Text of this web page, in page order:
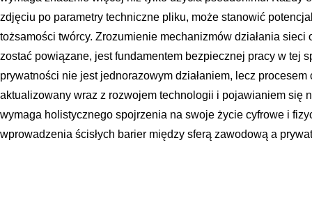
zdjęciu po parametry techniczne pliku, może stanowić
tożsamości twórcy. Zrozumienie mechanizmów działania
zostać powiązane, jest fundamentem bezpiecznej pracy w tej
prywatności nie jest jednorazowym działaniem, lecz procesem
aktualizowany wraz z rozwojem technologii i pojawianiem się
wymaga holistycznego spojrzenia na swoje życie cyfrowe i
wprowadzenia ścisłych barier między sferą zawodową a